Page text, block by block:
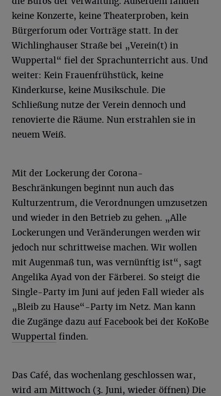
keine Konzerte, keine Theaterproben, kein
Bürgerforum oder Vorträge statt. In der
Wichlinghauser Straße bei „Verein(t) in
Wuppertal“ fiel der Sprachunterricht aus. Und
weiter: Kein Frauenfrühstück, keine
Kinderkurse, keine Musikschule. Die
Schließung nutze der Verein dennoch und
renovierte die Räume. Nun erstrahlen sie in
neuem Weiß.
Mit der Lockerung der Corona-
Beschränkungen beginnt nun auch das
Kulturzentrum, die Verordnungen umzusetzen
und wieder in den Betrieb zu gehen. „Alle
Lockerungen und Veränderungen werden wir
jedoch nur schrittweise machen. Wir wollen
mit Augenmaß tun, was vernünftig ist“, sagt
Angelika Ayad von der Färberei. So steigt die
Single-Party im Juni auf jeden Fall wieder als
„Bleib zu Hause“-Party im Netz. Man kann
die Zugänge dazu auf Facebookbei der KoKoBe
Wuppertal finden.
Das Café, das wochenlang geschlossen war,
wird am Mittwoch (3. Juni, wieder öffnen) Die